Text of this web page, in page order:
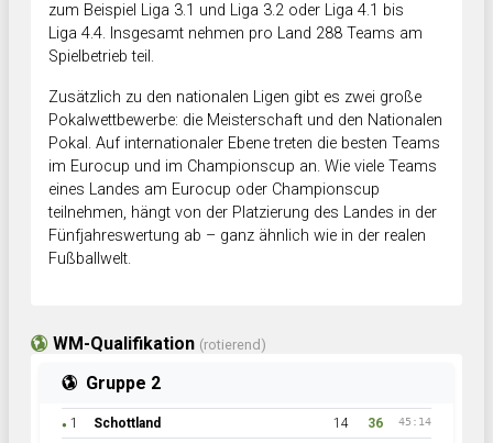
zum Beispiel Liga 3.1 und Liga 3.2 oder Liga 4.1 bis
Liga 4.4. Insgesamt nehmen pro Land 288 Teams am
Spielbetrieb teil.
Zusätzlich zu den nationalen Ligen gibt es zwei große
Pokalwettbewerbe: die Meisterschaft und den Nationalen
Pokal. Auf internationaler Ebene treten die besten Teams
im Eurocup und im Championscup an. Wie viele Teams
eines Landes am Eurocup oder Championscup
teilnehmen, hängt von der Platzierung des Landes in der
Fünfjahreswertung ab – ganz ähnlich wie in der realen
Fußballwelt.
WM-Qualifikation (rotierend)
Gruppe 2
● 1 Schottland 14 36 45:14